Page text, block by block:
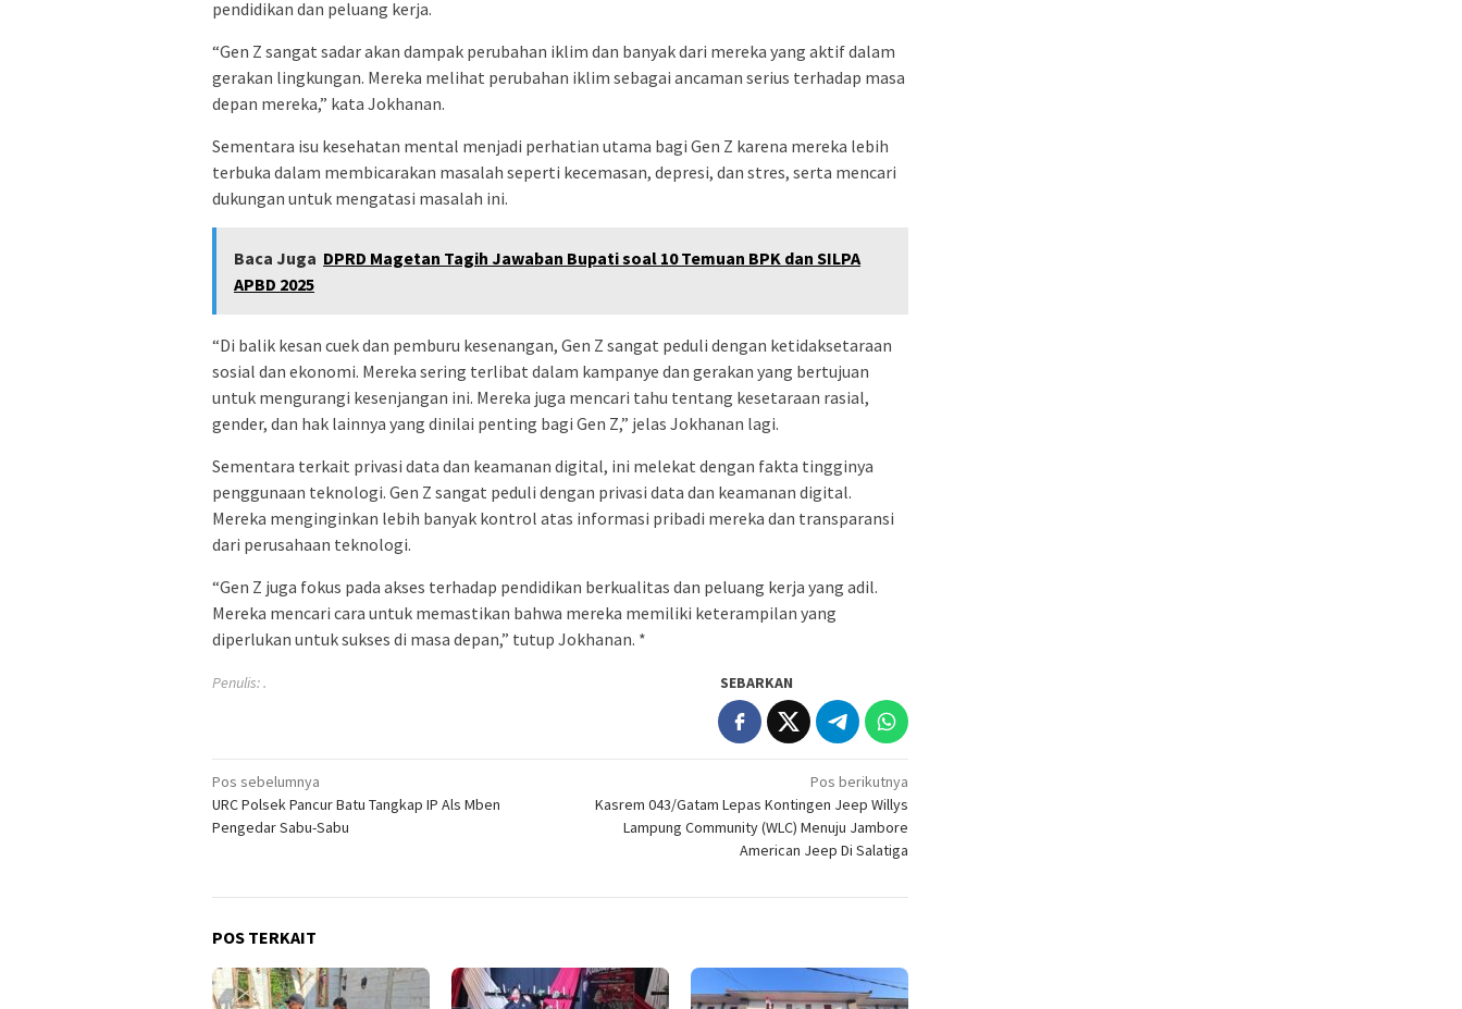
pendidikan dan peluang kerja.
“Gen Z sangat sadar akan dampak perubahan iklim dan banyak dari mereka yang aktif dalam
gerakan lingkungan. Mereka melihat perubahan iklim sebagai ancaman serius terhadap masa
depan mereka,” kata Jokhanan.
Sementara isu kesehatan mental menjadi perhatian utama bagi Gen Z karena mereka lebih
terbuka dalam membicarakan masalah seperti kecemasan, depresi, dan stres, serta mencari
dukungan untuk mengatasi masalah ini.
Baca Juga DPRD Magetan Tagih Jawaban Bupati soal 10 Temuan BPK dan SILPA
APBD 2025
“Di balik kesan cuek dan pemburu kesenangan, Gen Z sangat peduli dengan ketidaksetaraan
sosial dan ekonomi. Mereka sering terlibat dalam kampanye dan gerakan yang bertujuan
untuk mengurangi kesenjangan ini. Mereka juga mencari tahu tentang kesetaraan rasial,
gender, dan hak lainnya yang dinilai penting bagi Gen Z,” jelas Jokhanan lagi.
Sementara terkait privasi data dan keamanan digital, ini melekat dengan fakta tingginya
penggunaan teknologi. Gen Z sangat peduli dengan privasi data dan keamanan digital.
Mereka menginginkan lebih banyak kontrol atas informasi pribadi mereka dan transparansi
dari perusahaan teknologi.
“Gen Z juga fokus pada akses terhadap pendidikan berkualitas dan peluang kerja yang adil.
Mereka mencari cara untuk memastikan bahwa mereka memiliki keterampilan yang
diperlukan untuk sukses di masa depan,” tutup Jokhanan. *
Penulis: . SEBARKAN
Navigasi
pos
Pos sebelumnya
URC Polsek Pancur Batu Tangkap IP Als Mben
Pengedar Sabu-Sabu
Pos berikutnya
Kasrem 043/Gatam Lepas Kontingen Jeep Willys
Lampung Community (WLC) Menuju Jambore
American Jeep Di Salatiga
POS TERKAIT